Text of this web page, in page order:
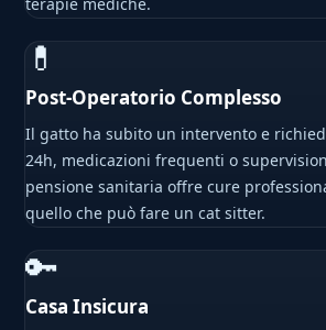
💊
Post-Operatorio Complesso
Il gatto ha subito un intervento e
24h, medicazioni frequenti o
pensione sanitaria offre cure
quello che può fare un cat sitter.
🔑
Casa Insicura